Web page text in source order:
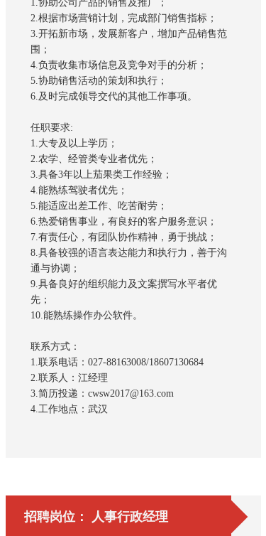
1.协助公司产品的销售及推广；
2.根据市场营销计划，完成部门销售指标；
3.开拓新市场，发展新客户，增加产品销售范
围；
4.负责收集市场信息及竞争对手的分析；
5.协助销售活动的策划和执行；
6.及时完成领导交代的其他工作事项。
任职要求:
1.大专及以上学历；
2.农学、经管类专业者优先；
3.具备3年以上茄果类工作经验；
4.能熟练驾驶者优先；
5.能适应出差工作、吃苦耐劳；
6.热爱销售事业，有良好的客户服务意识；
7.有责任心，有团队协作精神，勇于挑战；
8.具备较强的语言表达能力和执行力，善于沟
通与协调；
9.具备良好的组织能力及文案撰写水平者优
先；
10.能熟练操作办公软件。
联系方式：
1.联系电话：027-88163008/18607130684
2.联系人：江经理
3.简历投递：cwsw2017@163.com
4.工作地点：武汉
招聘岗位： 人事行政经理